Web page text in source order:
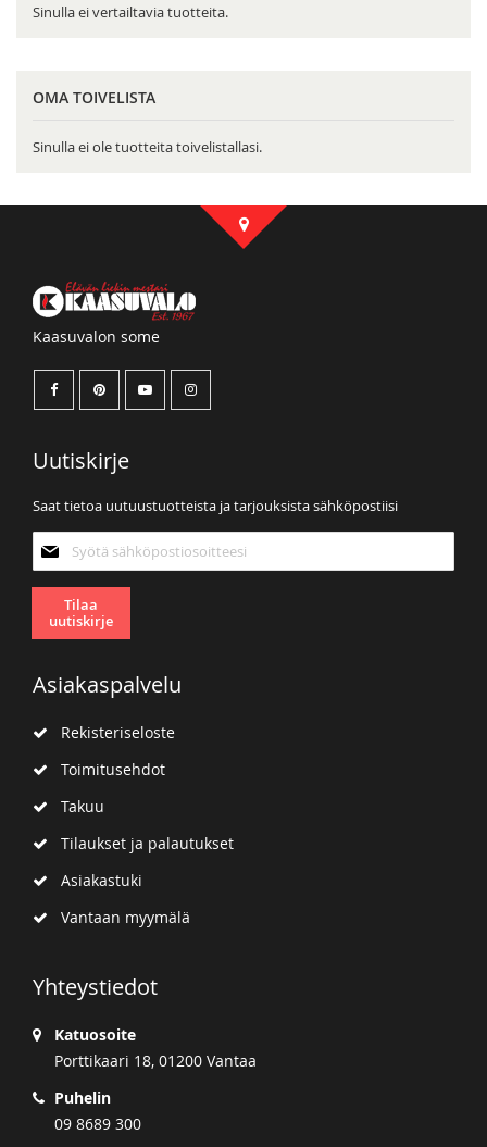
Sinulla ei vertailtavia tuotteita.
OMA TOIVELISTA
Sinulla ei ole tuotteita toivelistallasi.
Kaasuvalon some
Uutiskirje
Saat tietoa uutuustuotteista ja tarjouksista sähköpostiisi
uutiskirjeemme:
Tilaa
uutiskirje
Asiakaspalvelu
Rekisteriseloste
Toimitusehdot
Takuu
Tilaukset ja palautukset
Asiakastuki
Vantaan myymälä
Yhteystiedot
Katuosoite
Porttikaari 18, 01200 Vantaa
Puhelin
09 8689 300